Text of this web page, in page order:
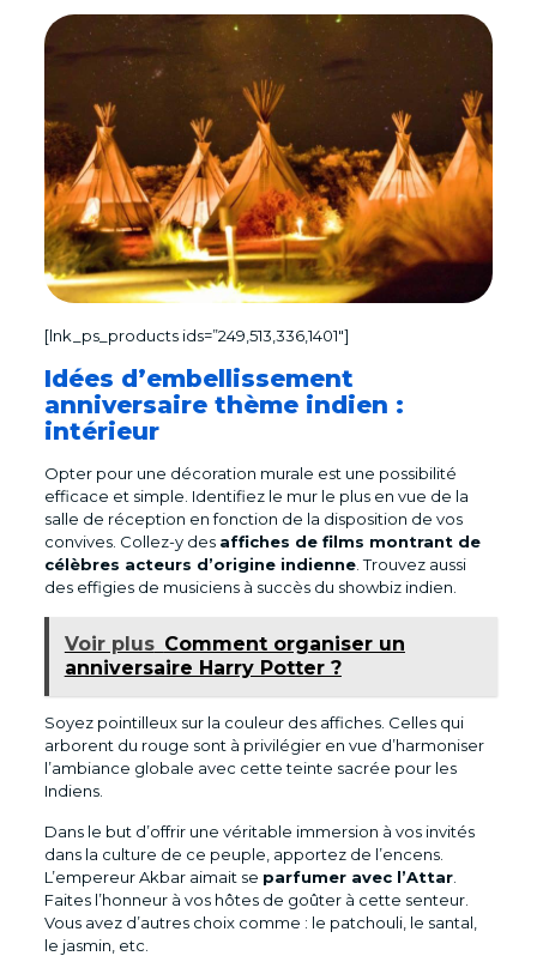
[lnk_ps_products ids=”249,513,336,1401″]
Idées d’embellissement
anniversaire thème indien :
intérieur
Opter pour une décoration murale est une possibilité
efficace et simple. Identifiez le mur le plus en vue de la
salle de réception en fonction de la disposition de vos
convives. Collez-y des affiches de films montrant de
célèbres acteurs d’origine indienne. Trouvez aussi
des effigies de musiciens à succès du showbiz indien.
Voir plus Comment organiser un
anniversaire Harry Potter ?
Soyez pointilleux sur la couleur des affiches. Celles qui
arborent du rouge sont à privilégier en vue d’harmoniser
l’ambiance globale avec cette teinte sacrée pour les
Indiens.
Dans le but d’offrir une véritable immersion à vos invités
dans la culture de ce peuple, apportez de l’encens.
L’empereur Akbar aimait se parfumer avec l’Attar.
Faites l’honneur à vos hôtes de goûter à cette senteur.
Vous avez d’autres choix comme : le patchouli, le santal,
le jasmin, etc.